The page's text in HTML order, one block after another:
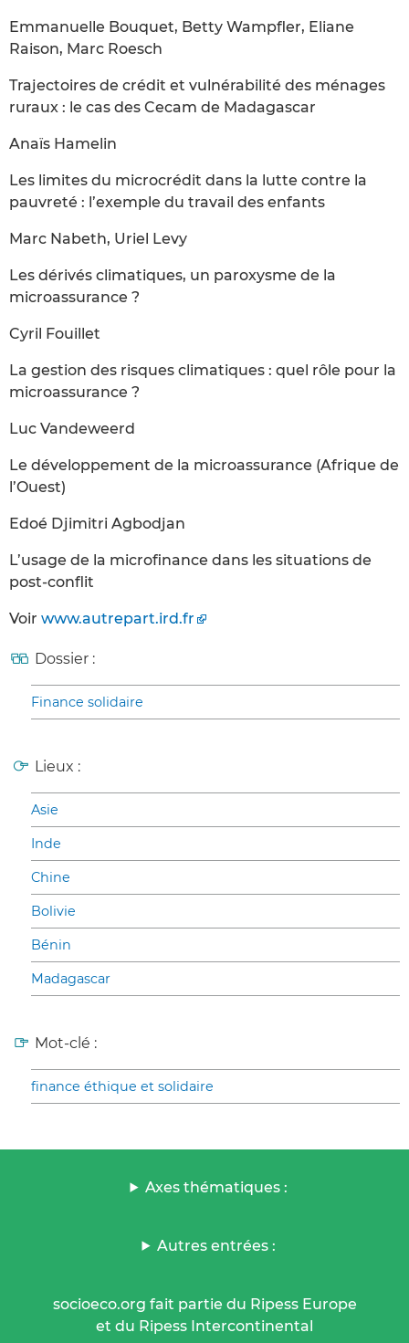
Emmanuelle Bouquet, Betty Wampfler, Eliane
Raison, Marc Roesch
Trajectoires de crédit et vulnérabilité des ménages
ruraux : le cas des Cecam de Madagascar
Anaïs Hamelin
Les limites du microcrédit dans la lutte contre la
pauvreté : l’exemple du travail des enfants
Marc Nabeth, Uriel Levy
Les dérivés climatiques, un paroxysme de la
microassurance ?
Cyril Fouillet
La gestion des risques climatiques : quel rôle pour la
microassurance ?
Luc Vandeweerd
Le développement de la microassurance (Afrique de
l’Ouest)
Edoé Djimitri Agbodjan
L’usage de la microfinance dans les situations de
post-conflit
Voir www.autrepart.ird.fr
Dossier :
Finance solidaire
Lieux :
Asie
Inde
Chine
Bolivie
Bénin
Madagascar
Mot-clé :
finance éthique et solidaire
Axes thématiques :
Autres entrées :
socioeco.org fait partie du Ripess Europe
et du Ripess Intercontinental